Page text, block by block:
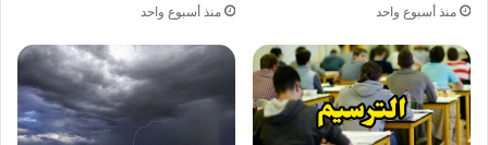
منذ أسبوع واحد منذ أسبوع واحد